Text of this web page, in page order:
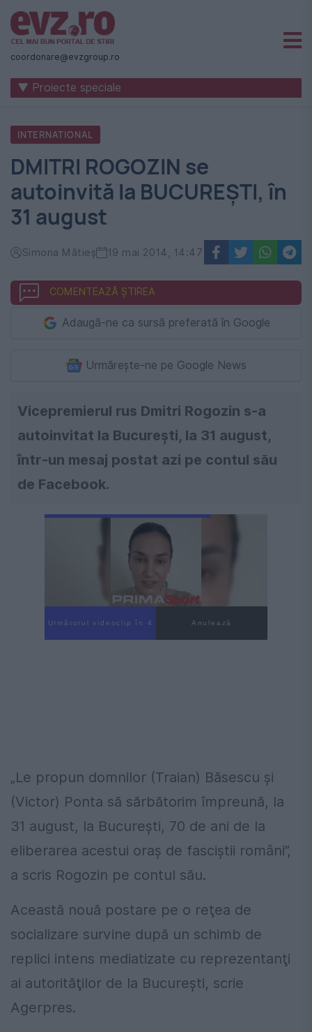
Știri
naționale
internaționale
România
-
Evenimentul
Zilei
coordonare@evzgroup.ro
▼ Proiecte speciale
INTERNATIONAL
DMITRI ROGOZIN se
autoinvită la BUCUREȘTI, în
31 august
Simona Mătieș 19 mai 2014, 14:47
COMENTEAZĂ ȘTIREA
Adaugă-ne ca sursă preferată în Google
Urmărește-ne pe Google News
Vicepremierul rus Dmitri Rogozin s-a
autoinvitat la Bucureşti, la 31 august,
într-un mesaj postat azi pe contul său
de Facebook.
Următorul videoclip în 3 Anulează
„Le propun domnilor (Traian) Băsescu şi
(Victor) Ponta să sărbătorim împreună, la
31 august, la Bucureşti, 70 de ani de la
eliberarea acestui oraş de fasciştii români”,
a scris Rogozin pe contul său.
Această nouă postare pe o reţea de
socializare survine după un schimb de
replici intens mediatizate cu reprezentanţi
ai autorităţilor de la Bucureşti, scrie
Agerpres.